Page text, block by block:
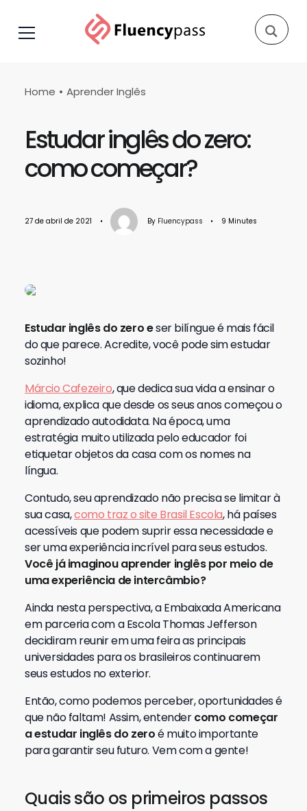
Home Aprender Inglês
Estudar inglês do zero:
como começar?
27 de abril de 2021 • By Fluencypass • 9 Minutes
Estudar inglês do zero eser bilíngue é mais fácil
do que parece. Acredite, você pode sim estudar
sozinho!
Márcio Cafezeiro, que dedica sua vida a ensinar o
idioma, explica que desde os seus anos começou o
aprendizado autodidata. Na época, uma
estratégia muito utilizada pelo educador foi
etiquetar objetos da casa com os nomes na
língua.
Contudo, seu aprendizado não precisa se limitar à
sua casa,como traz o site Brasil Escola, há países
acessíveis que podem suprir essa necessidade e
ser uma experiência incrível para seus estudos.
Você já imaginou aprender inglês por meio de
uma experiência de intercâmbio?
Ainda nesta perspectiva, a Embaixada Americana
em parceria com a Escola Thomas Jefferson
decidiram reunir em uma feira as principais
universidades para os brasileiros continuarem
seus estudos no exterior.
Então, como podemos perceber, oportunidades é
que não faltam! Assim, entendercomo começar
a estudar inglês do zeroé muito importante
para garantir seu futuro. Vem com a gente!
Quais são os primeiros passos